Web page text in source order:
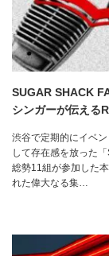
SUGAR SHACK
シンガーが伝える
渋谷で定期的にイベ
して存在感を放った
総勢11組が参加した
れた偉大なる集…